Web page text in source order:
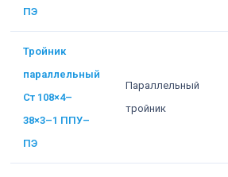
ПЭ
Тройник
параллельный
Ст 108×4–
38×3–1 ППУ–
ПЭ
Параллельный
тройник